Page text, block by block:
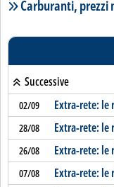
Carburanti, prezzi
Successive
02/09 Extra-rete: le
28/08 Extra-rete: le
26/08 Extra-rete: le
07/08 Extra-rete: le